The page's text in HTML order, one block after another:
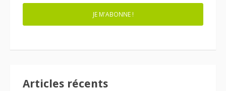
JE M'ABONNE !
Articles récents